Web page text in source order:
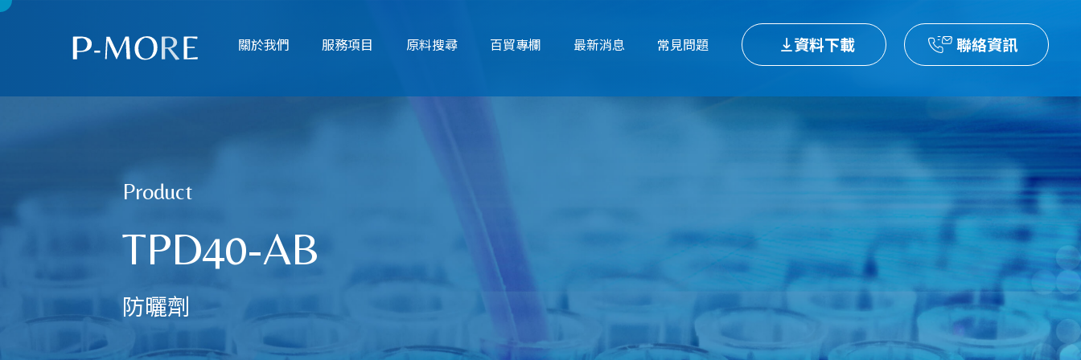
關於我們 服務項目 原料搜尋 百貿專欄 最新消息 常見問題 資料下載 聯絡資訊
Product
TPD40-AB
防曬劑